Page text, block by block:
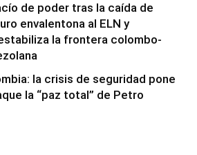
de poder tras la caída de
envalentona al ELN y
la frontera colombo-
la crisis de seguridad pone
la “paz total” de Petro